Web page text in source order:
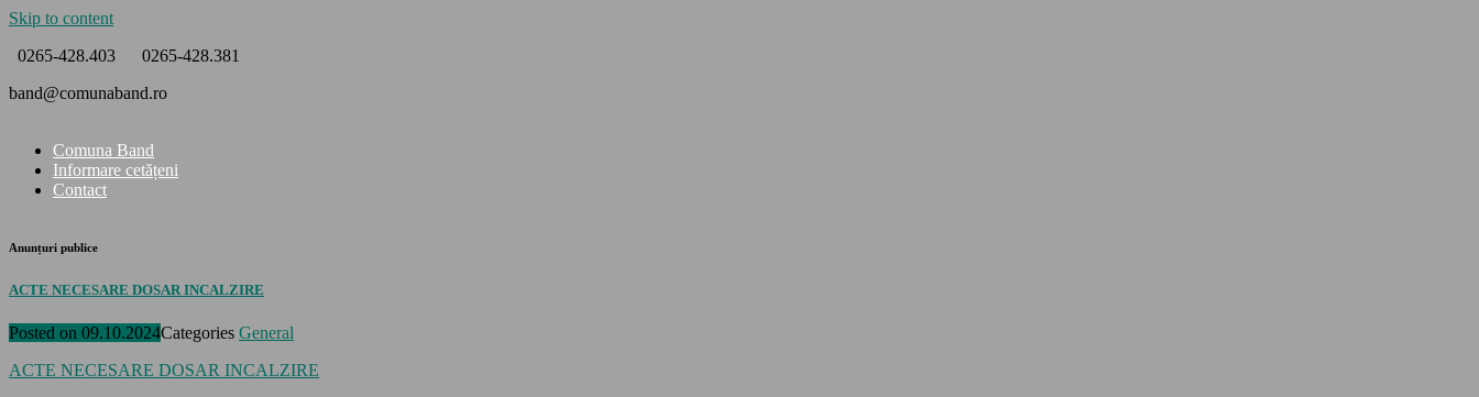
Skip to content
0265-428.403
0265-428.381
band@comunaband.ro
Comuna Band
Informare cetățeni
Contact
Anunțuri publice
ACTE NECESARE DOSAR INCALZIRE
Posted on 09.10.2024Categories General
ACTE NECESARE DOSAR INCALZIRE